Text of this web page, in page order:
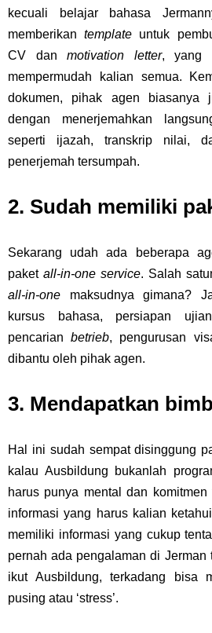
kecuali belajar bahasa
memberikantemplate untuk
CV danmotivation letter, yang
mempermudah kalian semua.
dokumen, pihak agen biasanya
dengan menerjemahkan
seperti ijazah, transkrip nilai,
penerjemah tersumpah.
2. Sudah memiliki
Sekarang udah ada beberapa
paket all-in-one service. Salah
all-in-one maksudnya gimana?
kursus bahasa, persiapan
pencarianbetrieb, pengurusan
dibantu oleh pihak agen.
3. Mendapatkan
Hal ini sudah sempat disinggung
kalau Ausbildung bukanlah
harus punya mental dan
informasi yang harus kalian
memiliki informasi yang cukup
pernah ada pengalaman di Jerman
ikut Ausbildung, terkadang bisa
pusing atau ‘stress’.